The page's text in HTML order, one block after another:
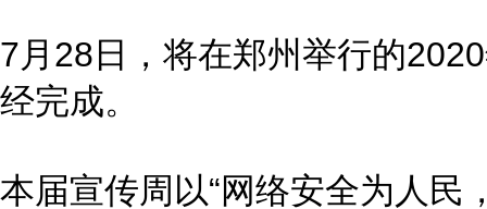
7月28日，将在郑州举行的
经完成。
本届宣传周以“网络安全为人民